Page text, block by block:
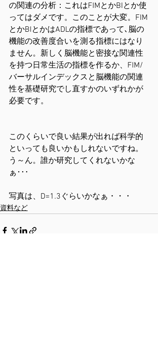
の関連の分析：これはFIMとかBIとか使
ってはダメです。このことが大変。FIM
とかBIとかはADLの指標であって､脳の
機能の改善度合いを測る指標にはなり
ません。新しく脳機能と密接な関連性
を持つ日常生活の指標を作るか、FIM/
バーサルインデックスと脳機能の関連
性を基礎研究でし直すかのいずれかが
必要です。
このくらいで良い結果が出れば科学的
といっても良いかもしれないですね。
う～ん。誰か研究してくれないかな
ぁ･･･
写真は、D=1.3ぐらいかなぁ・・・
資料など